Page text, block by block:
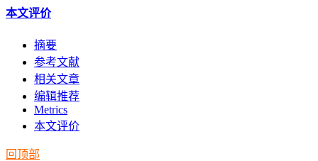
本文评价
摘要
参考文献
相关文章
编辑推荐
Metrics
本文评价
回顶部